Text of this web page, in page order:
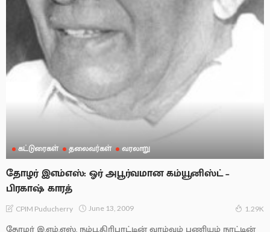
கட்டுரைகள் தலைவர்கள் வரலாறு
தோழர் இஎம்எஸ்: ஓர் அபூர்வமான கம்யூனிஸ்ட் –
பிரகாஷ் காரத்
CPIM Puducherry June 13, 2009 1.29K